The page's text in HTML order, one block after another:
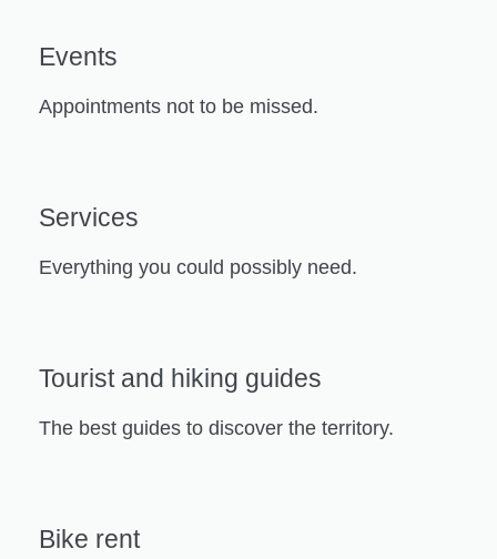
Events
Appointments not to be missed.
Services
Everything you could possibly need.
Tourist and hiking guides
The best guides to discover the territory.
Bike rent